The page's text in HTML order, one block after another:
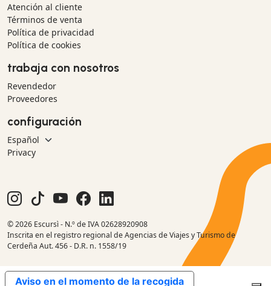
Atención al cliente
Términos de venta
Política de privacidad
Política de cookies
trabaja con nosotros
Revendedor
Proveedores
configuración
Privacy
© 2026 Escursì - N.º de IVA 02628920908
Inscrita en el registro regional de Agencias de Viajes y Turismo de
Cerdeña Aut. 456 - D.R. n. 1558/19
Aviso en el momento de la recogida